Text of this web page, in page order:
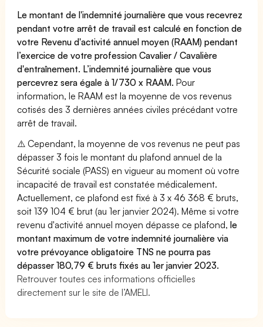
Le montant de l'indemnité journalière que vous recevrez
pendant votre arrêt de travail est calculé en fonction de
votre Revenu d'activité annuel moyen (RAAM) pendant
l’exercice de votre profession Cavalier / Cavalière
d'entraînement. L’indemnité journalière que vous
percevrez sera égale à 1/730 x RAAM. Pour
information, le RAAM est la moyenne de vos revenus
cotisés des 3 dernières années civiles précédant votre
arrêt de travail.
⚠️ Cependant, la moyenne de vos revenus ne peut pas
dépasser 3 fois le montant du plafond annuel de la
Sécurité sociale (PASS) en vigueur au moment où votre
incapacité de travail est constatée médicalement.
Actuellement, ce plafond est fixé à 3 x 46 368 € bruts,
soit 139 104 € brut (au 1er janvier 2024). Même si votre
revenu d'activité annuel moyen dépasse ce plafond,le
montant maximum de votre indemnité journalière via
votre prévoyance obligatoire TNS ne pourra pas
dépasser 180,79 € bruts fixés au 1er janvier 2023.
Retrouver toutes ces informations officielles
directement sur le site de l’AMELI.